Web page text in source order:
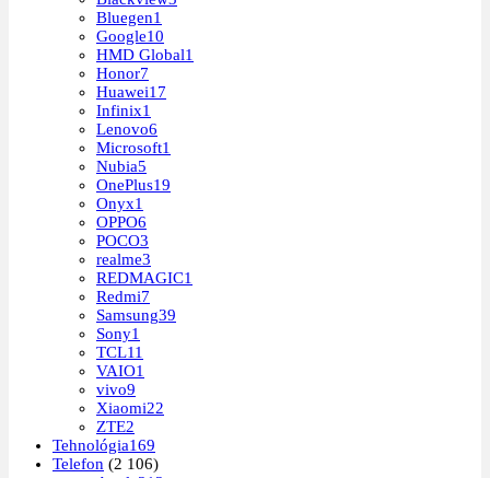
Bluegen1
Google10
HMD Global1
Honor7
Huawei17
Infinix1
Lenovo6
Microsoft1
Nubia5
OnePlus19
Onyx1
OPPO6
POCO3
realme3
REDMAGIC1
Redmi7
Samsung39
Sony1
TCL11
VAIO1
vivo9
Xiaomi22
ZTE2
Tehnológia169
Telefon (2 106)